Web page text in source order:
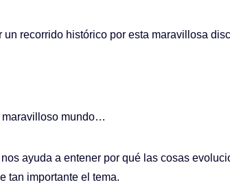
recorrido histórico por esta maravillosa
maravilloso mundo…
ayuda a entener por qué las cosas
tan importante el tema.